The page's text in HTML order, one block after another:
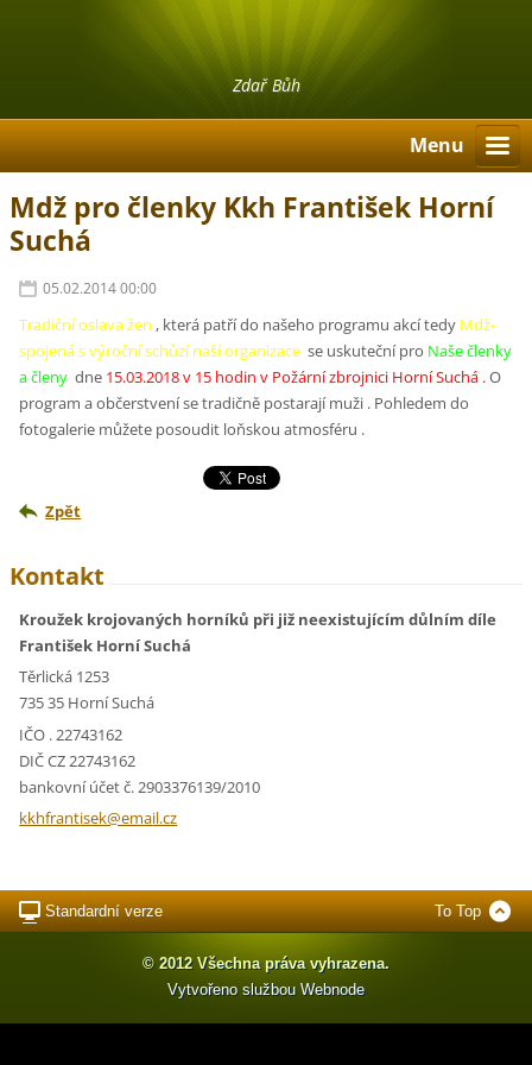
Zdař Bůh
Menu
Mdž pro členky Kkh František Horní
Suchá
05.02.2014 00:00
Tradiční oslava žen , která patří do našeho programu akcí tedy Mdž-
spojená s výroční schůzí naší organizace se uskuteční pro Naše členky
a členydne 15.03.2018 v 15 hodin v Požární zbrojnici Horní Suchá .O
program a občerstvení se tradičně postarají muži . Pohledem do
fotogalerie můžete posoudit loňskou atmosféru .
Zpět
Kontakt
Kroužek krojovaných horníků při již neexistujícím důlním díle
František Horní Suchá
Těrlická 1253
735 35 Horní Suchá
IČO . 22743162
DIČ CZ 22743162
bankovní účet č. 2903376139/2010
kkhfrantisek@email.cz
Standardní verze To Top
© 2012 Všechna práva vyhrazena.
Vytvořeno službou Webnode